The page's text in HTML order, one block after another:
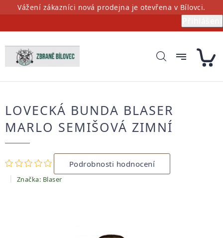
PřejítVážení zákazníci nová prodejna je otevřena v Bílovci.
LOVECKÁ BUNDA BLASER
MARLO SEMIŠOVÁ ZIMNÍ
Průměrné
hodnocení
produktu
je
Podrobnosti hodnocení
Značka: Blaser